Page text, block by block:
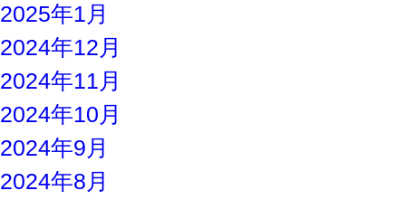
2025年1月
2024年12月
2024年11月
2024年10月
2024年9月
2024年8月